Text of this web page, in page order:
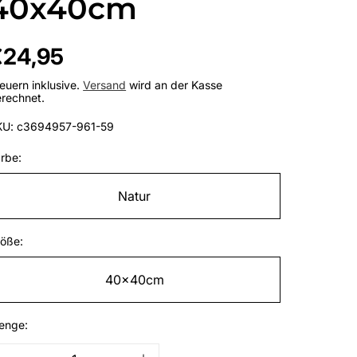
inklusive.Versand wird an der Kasse
c3694957-961-59
Natur
40x40cm